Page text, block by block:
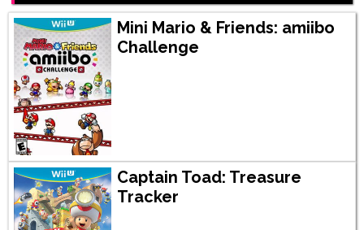
Mini Mario & Friends: amiibo
Challenge
Captain Toad: Treasure
Tracker